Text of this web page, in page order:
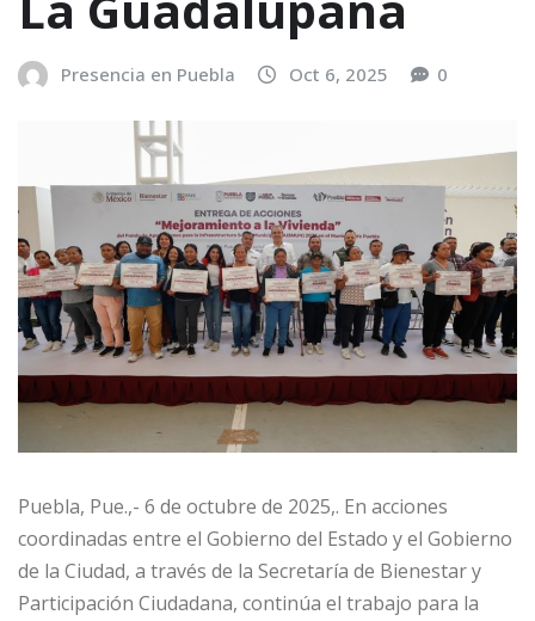
Presencia en Puebla Oct 6, 2025 0
Puebla, Pue.,- 6 de octubre de 2025,. En acciones
coordinadas entre el Gobierno del Estado y el Gobierno
de la Ciudad, a través de la Secretaría de Bienestar y
Participación Ciudadana, continúa el trabajo para la